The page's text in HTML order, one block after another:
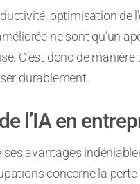
optimisation de
ne sont qu’un
C’est donc de
durablement.
l’IA en
avantages
concerne la